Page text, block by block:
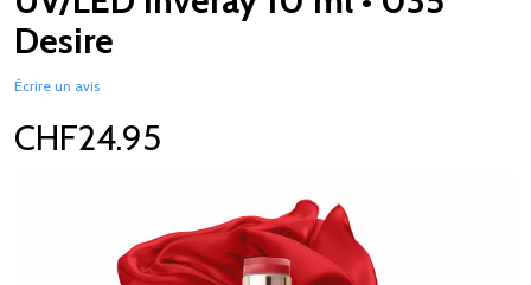
Desire
Écrire un avis
CHF24.95